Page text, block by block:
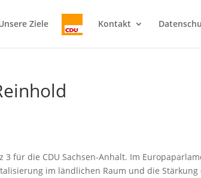
Ziele Kontakt
für die CDU Sachsen-Anhalt. Im
im ländlichen Raum und die Stärkung